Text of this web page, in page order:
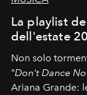
La playlist
dell'estate
Non solo
"Don't Dance
Ariana Grande: